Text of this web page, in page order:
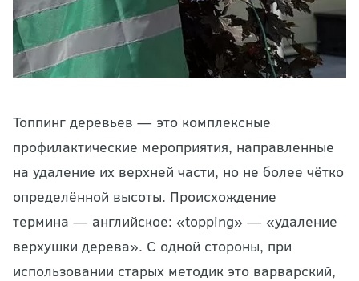
Топпинг деревьев — это комплексные
профилактические мероприятия, направленные
на удаление их верхней части, но не более чётко
определённой высоты. Происхождение
термина — английское: «topping» — «удаление
верхушки дерева». С одной стороны, при
использовании старых методик это варварский,